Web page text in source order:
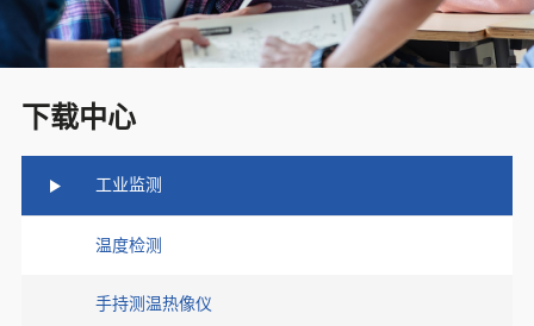
下载中心
工业监测
温度检测
手持测温热像仪